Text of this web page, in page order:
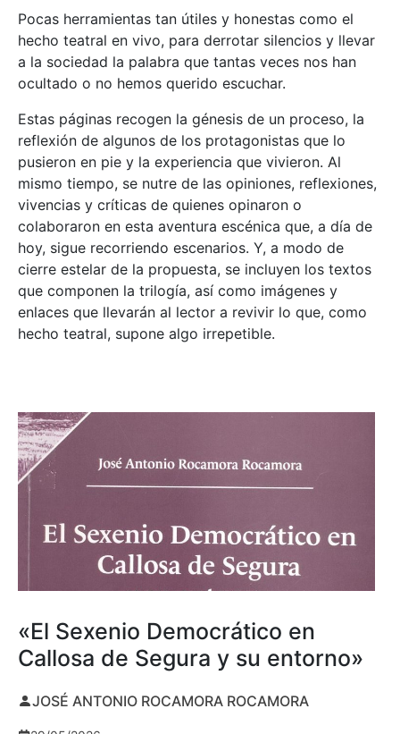
Pocas herramientas tan útiles y honestas como el
hecho teatral en vivo, para derrotar silencios y llevar
a la sociedad la palabra que tantas veces nos han
ocultado o no hemos querido escuchar.
Estas páginas recogen la génesis de un proceso, la
reflexión de algunos de los protagonistas que lo
pusieron en pie y la experiencia que vivieron. Al
mismo tiempo, se nutre de las opiniones, reflexiones,
vivencias y críticas de quienes opinaron o
colaboraron en esta aventura escénica que, a día de
hoy, sigue recorriendo escenarios. Y, a modo de
cierre estelar de la propuesta, se incluyen los textos
que componen la trilogía, así como imágenes y
enlaces que llevarán al lector a revivir lo que, como
hecho teatral, supone algo irrepetible.
«El Sexenio Democrático en
Callosa de Segura y su entorno»
JOSÉ ANTONIO ROCAMORA ROCAMORA